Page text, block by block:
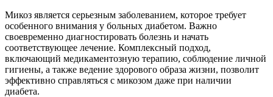
Микоз является серьезным заболеванием, которое требует
особенного внимания у больных диабетом. Важно
своевременно диагностировать болезнь и начать
соответствующее лечение. Комплексный подход,
включающий медикаментозную терапию, соблюдение личной
гигиены, а также ведение здорового образа жизни, позволит
эффективно справляться с микозом даже при наличии
диабета.